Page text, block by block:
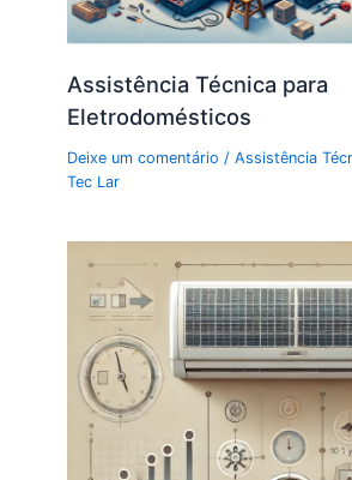
Assistência Técnica para
Eletrodomésticos
Deixe um comentário /Assistência
Tec Lar